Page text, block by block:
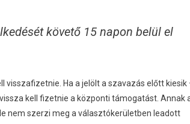
követő 15 napon belül el
Ha a jelölt a szavazás előtt kiesik
kell fizetnie a központi támogatást. Annak
nem szerzi meg a választókerületben leadott